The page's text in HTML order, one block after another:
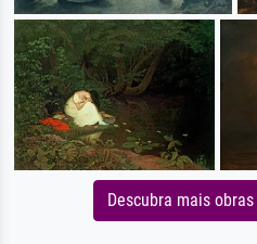
Descubra mais